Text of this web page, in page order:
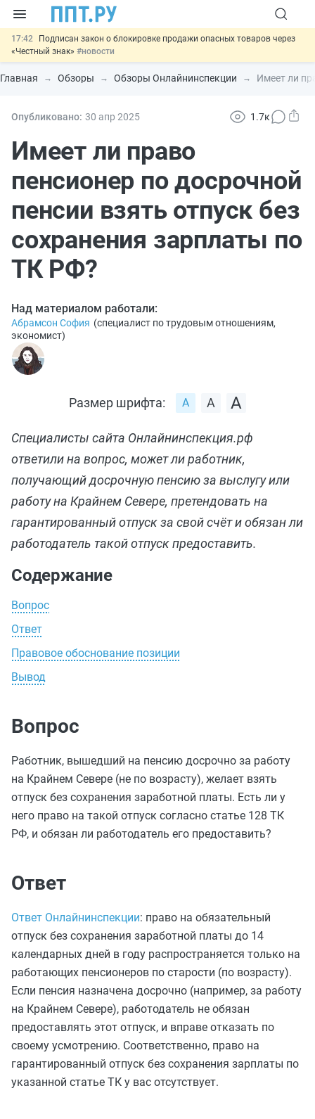
17:42
Подписан закон о блокировке продажи опасных товаров через
«Честный знак» #новости
17:17 Дистанционную работу беременных пропишут в ТК РФ#новости
15:25 Изменят правила контроля за подрядчиками ИЖС с эскроу-
11:31
отношений#новости
Главная Обзоры Обзоры Онлайнинспекции Имеет ли
Опубликовано: 30 апр 2025 1.7к
Имеет ли право
пенсионер по досрочной
пенсии взять отпуск без
сохранения зарплаты по
ТК РФ?
Над материалом работали:
Абрамсон София (специалист по трудовым отношениям,
экономист)
Размер шрифта:
Специалисты сайта Онлайнинспекция.рф
ответили на вопрос, может ли работник,
получающий досрочную пенсию за выслугу или
работу на Крайнем Севере, претендовать на
гарантированный отпуск за свой счёт и обязан ли
работодатель такой отпуск предоставить.
Содержание
Вопрос
Ответ
Правовое обоснование позиции
Вывод
Вопрос
Работник, вышедший на пенсию досрочно за работу
на Крайнем Севере (не по возрасту), желает взять
отпуск без сохранения заработной платы. Есть ли у
него право на такой отпуск согласно статье 128 ТК
РФ, и обязан ли работодатель его предоставить?
Ответ
Ответ Онлайнинспекции: право на обязательный
отпуск без сохранения заработной платы до 14
календарных дней в году распространяется только на
работающих пенсионеров по старости (по возрасту).
Если пенсия назначена досрочно (например, за работу
на Крайнем Севере), работодатель не обязан
предоставлять этот отпуск, и вправе отказать по
своему усмотрению. Соответственно, право на
гарантированный отпуск без сохранения зарплаты по
указанной статье ТК у вас отсутствует.